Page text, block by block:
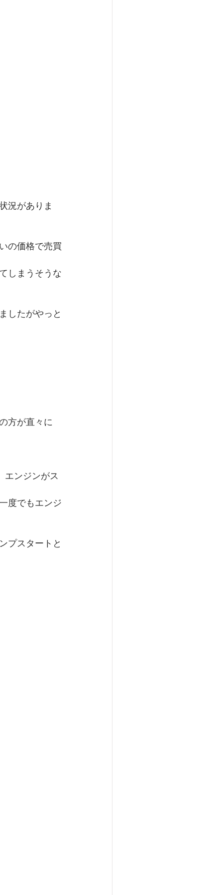
況がありま
の価格で売買
しまうそうな
したがやっと
方が直々に
エンジンがス
度でもエンジ
プスタートと